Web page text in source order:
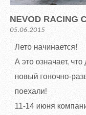
NEVOD RACING
05.06.2015
Лето начинается!
А это означает,
новый гоночно-
поехали!
11-14 июня